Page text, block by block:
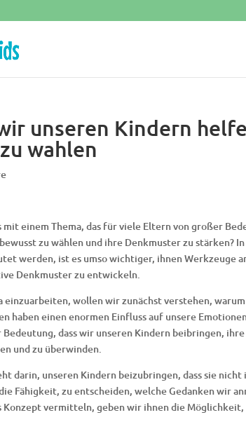
unseren Kindern
wahlen
mit einem Thema, das für viele Eltern von großer
zu wählen und ihre Denkmuster zu stärken?
werden, ist es umso wichtiger, ihnen Werkzeuge
Denkmuster zu entwickeln.
einzuarbeiten, wollen wir zunächst verstehen,
haben einen enormen Einfluss auf unsere
dass wir unseren Kindern beibringen,
und zu überwinden.
darin, unseren Kindern beizubringen, dass sie nicht
Fähigkeit, zu entscheiden, welche Gedanken wir
Konzept vermitteln, geben wir ihnen die